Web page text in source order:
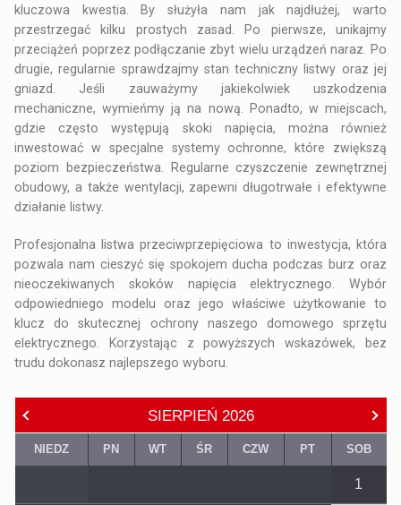
kluczowa kwestia. By służyła nam jak najdłużej, warto
przestrzegać kilku prostych zasad. Po pierwsze, unikajmy
przeciążeń poprzez podłączanie zbyt wielu urządzeń naraz. Po
drugie, regularnie sprawdzajmy stan techniczny listwy oraz jej
gniazd. Jeśli zauważymy jakiekolwiek uszkodzenia
mechaniczne, wymieńmy ją na nową. Ponadto, w miejscach,
gdzie często występują skoki napięcia, można również
inwestować w specjalne systemy ochronne, które zwiększą
poziom bezpieczeństwa. Regularne czyszczenie zewnętrznej
obudowy, a także wentylacji, zapewni długotrwałe i efektywne
działanie listwy.
Profesjonalna listwa przeciwprzepięciowa to inwestycja, która
pozwala nam cieszyć się spokojem ducha podczas burz oraz
nieoczekiwanych skoków napięcia elektrycznego. Wybór
odpowiedniego modelu oraz jego właściwe użytkowanie to
klucz do skutecznej ochrony naszego domowego sprzętu
elektrycznego. Korzystając z powyższych wskazówek, bez
trudu dokonasz najlepszego wyboru.
SIERPIEŃ 2026
NIEDZ PN WT ŚR CZW PT SOB
1